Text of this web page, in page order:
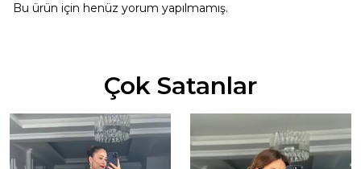
Bu ürün için henüz yorum yapılmamış.
Çok Satanlar